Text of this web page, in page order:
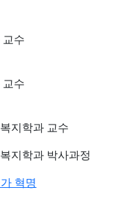
수
수
지학과 교수
학과 박사과정
혁명